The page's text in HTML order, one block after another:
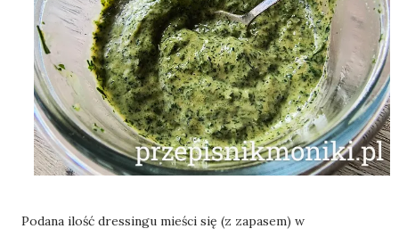
Podana ilość dressingu mieści się (z zapasem) w